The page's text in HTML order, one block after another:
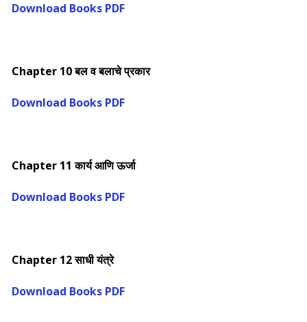
Download Books PDF
Chapter 10 बल व बलाचे प्रकार
Download Books PDF
Chapter 11 कार्य आणि ऊर्जा
Download Books PDF
Chapter 12 साधी यंत्रे
Download Books PDF